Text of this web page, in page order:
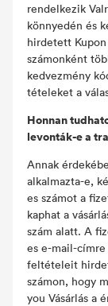
rendelkezik
könnyedén és
hirdetett
számonként
kedvezmény
tételeket a
Honnan
levonták-e a
Annak
alkalmazta-e,
es számot a
kaphat a
szám alatt. A
es e-mail-
feltételeit
számon, hogy
you Vásárlás a